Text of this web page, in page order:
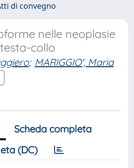
di convegno
nelle neoplasie
collo
; MARIGGIO', Maria
Scheda completa
(DC)